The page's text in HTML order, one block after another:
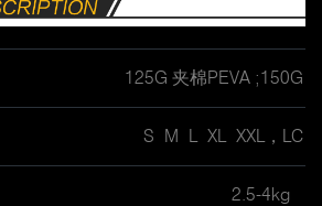
125G 夹棉PEVA ;150G
S M L XL XXL，LC，
2.5-4kg